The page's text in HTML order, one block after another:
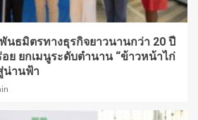
พันธมิตรทางธุรกิจยาวนานกว่า 20 ปี
ย ยกเมนูระดับตำนาน “ข้าวหน้าไก่
น่านฟ้า